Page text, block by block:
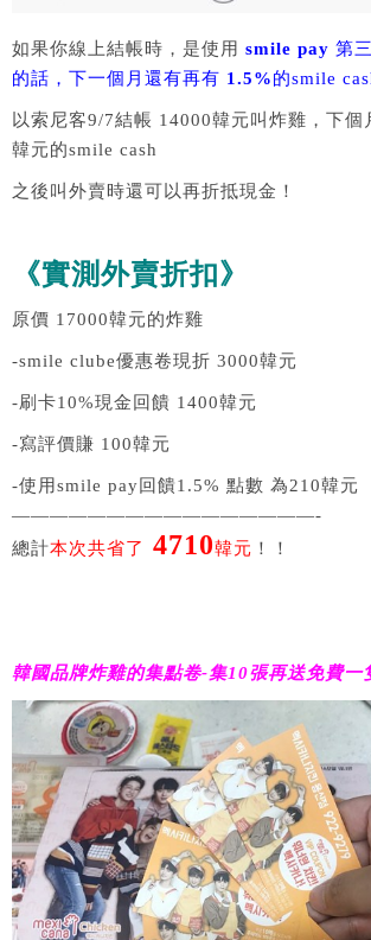
如果你線上結帳時，是使用 smile pay 第
的話，下一個月還有再有 1.5%的smile
以索尼客9/7結帳 14000韓元叫炸雞，下個
韓元的smile cash
之後叫外賣時還可以再折抵現金！
《實測外賣折扣》
原價 17000韓元的炸雞
-smile clube優惠卷現折 3000韓元
-刷卡10%現金回饋 1400韓元
-寫評價賺 100韓元
-使用smile pay回饋1.5% 點數 為210韓元
————————————————-
總計本次共省了 4710韓元 ！！
韓國品牌炸雞的集點卷-集10張再送免費一